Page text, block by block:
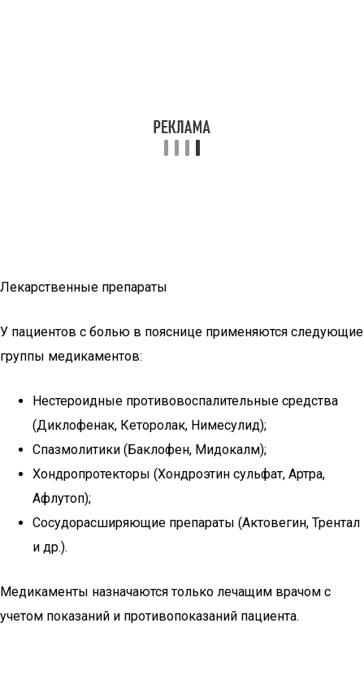
Лекарственные препараты
У пациентов с болью в пояснице применяются следующие
группы медикаментов:
Нестероидные противовоспалительные средства
(Диклофенак, Кеторолак, Нимесулид);
Спазмолитики (Баклофен, Мидокалм);
Хондропротекторы (Хондроэтин сульфат, Артра,
Афлутоп);
Сосудорасширяющие препараты (Актовегин, Трентал
и др.).
Медикаменты назначаются только лечащим врачом с
учетом показаний и противопоказаний пациента.